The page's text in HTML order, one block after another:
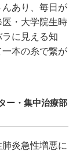
あり、毎日が
・大学院生時
に見える知
本の糸で繋が
ー・集中治療部
炎急性増悪に